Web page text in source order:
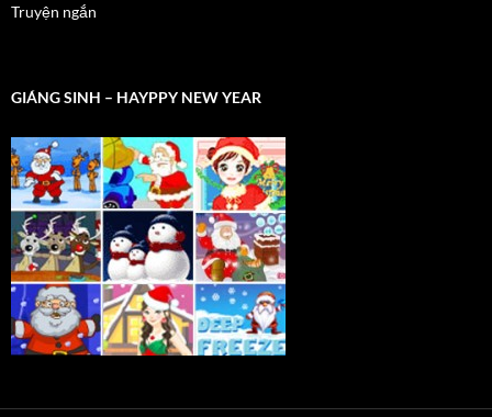
Truyện ngắn
GIÁNG SINH – HAYPPY NEW YEAR